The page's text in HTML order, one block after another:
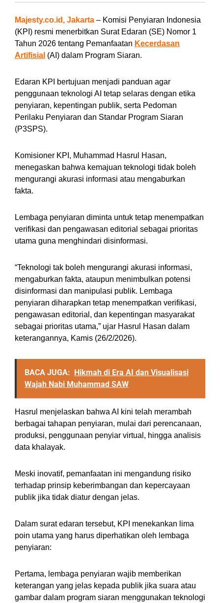
Majesty.co.id, Jakarta – Komisi Penyiaran Indonesia
(KPI) resmi menerbitkan Surat Edaran (SE) Nomor 1
Tahun 2026 tentang Pemanfaatan Kecerdasan
Artifisial (AI) dalam Program Siaran.
Edaran KPI bertujuan menjadi panduan agar
penggunaan teknologi AI tetap selaras dengan etika
penyiaran, kepentingan publik, serta Pedoman
Perilaku Penyiaran dan Standar Program Siaran
(P3SPS).
Komisioner KPI, Muhammad Hasrul Hasan,
menegaskan bahwa kemajuan teknologi tidak boleh
mengurangi akurasi informasi atau mengaburkan
fakta.
Lembaga penyiaran diminta untuk tetap menempatkan
verifikasi dan pengawasan editorial sebagai prioritas
utama guna menghindari disinformasi.
“Teknologi tak boleh mengurangi akurasi informasi,
mengaburkan fakta, ataupun menimbulkan potensi
disinformasi dan manipulasi publik. Lembaga
penyiaran diharapkan tetap menempatkan verifikasi,
pengawasan editorial, dan kepentingan masyarakat
sebagai prioritas utama,” ujar Hasrul Hasan dalam
keterangannya, Kamis (26/2/2026).
BACA JUGA: Hikmah di Era AI dan Visualisasi
Wajah Nabi Muhammad SAW
Hasrul menjelaskan bahwa AI kini telah merambah
berbagai tahapan penyiaran, mulai dari perencanaan,
produksi, penggunaan penyiar virtual, hingga analisis
data khalayak.
Meski inovatif, pemanfaatan ini mengandung risiko
terhadap prinsip keberimbangan dan kepercayaan
publik jika tidak diatur dengan jelas.
Dalam surat edaran tersebut, KPI menekankan lima
poin utama yang harus diperhatikan oleh lembaga
penyiaran:
Pertama, lembaga penyiaran wajib memberikan
keterangan yang jelas kepada publik jika suara atau
gambar dalam program siaran menggunakan teknologi